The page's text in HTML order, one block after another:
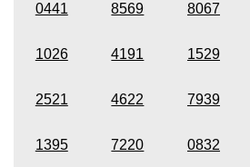
0441 8569 8067
1026 4191 1529
2521 4622 7939
1395 7220 0832